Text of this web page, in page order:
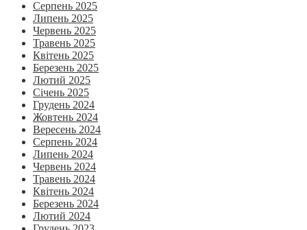
Серпень 2025
Липень 2025
Червень 2025
Травень 2025
Квітень 2025
Березень 2025
Лютий 2025
Січень 2025
Грудень 2024
Жовтень 2024
Вересень 2024
Серпень 2024
Липень 2024
Червень 2024
Травень 2024
Квітень 2024
Березень 2024
Лютий 2024